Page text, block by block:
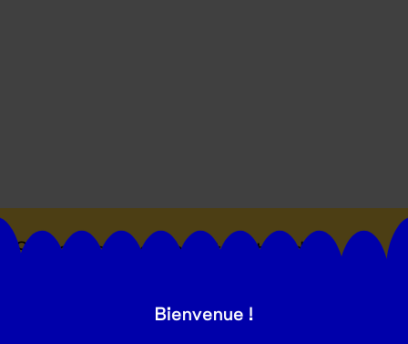
Suivez toutes les actualités du
Bienvenue !